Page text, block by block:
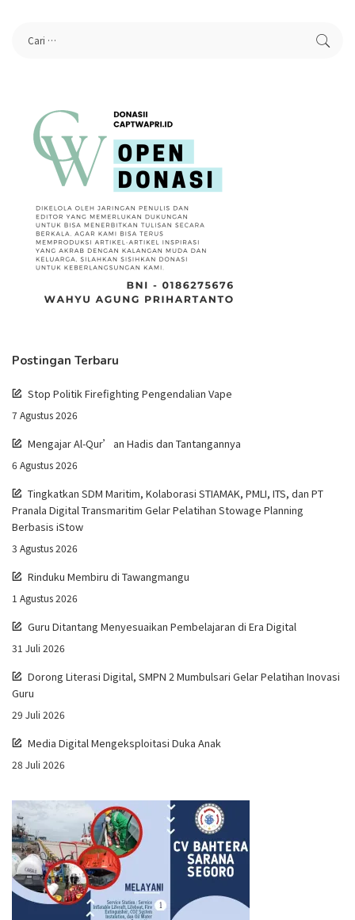
Postingan Terbaru
Stop Politik Firefighting Pengendalian Vape
7 Agustus 2026
Mengajar Al-Qur’an Hadis dan Tantangannya
6 Agustus 2026
Tingkatkan SDM Maritim, Kolaborasi STIAMAK, PMLI, ITS, dan PT
Pranala Digital Transmaritim Gelar Pelatihan Stowage Planning
Berbasis iStow
3 Agustus 2026
Rinduku Membiru di Tawangmangu
1 Agustus 2026
Guru Ditantang Menyesuaikan Pembelajaran di Era Digital
31 Juli 2026
Dorong Literasi Digital, SMPN 2 Mumbulsari Gelar Pelatihan Inovasi
Guru
29 Juli 2026
Media Digital Mengeksploitasi Duka Anak
28 Juli 2026